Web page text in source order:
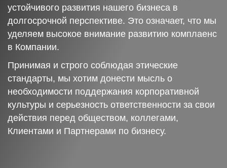
устойчивого развития нашего бизнеса в
долгосрочной перспективе. Это означает, что мы
уделяем высокое внимание развитию комплаенс
в Компании.
Принимая и строго соблюдая этические
стандарты, мы хотим донести мысль о
необходимости поддержания корпоративной
культуры и серьезность ответственности за свои
действия перед обществом, коллегами,
Клиентами и Партнерами по бизнесу.